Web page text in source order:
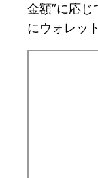
金額”に応
にウォレッ